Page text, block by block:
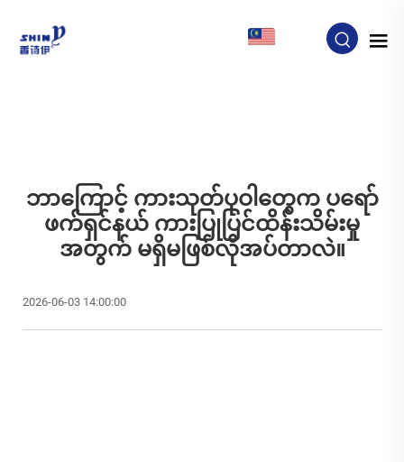
ဘာကြောင့် ကားသုတ်ပုဝါတွေက ပရော်
ဖက်ရှင်နယ် ကားပြုပြင်ထိန်းသိမ်းမှု
အတွက် မရှိမဖြစ်လိုအပ်တာလဲ။
2026-06-03 14:00:00